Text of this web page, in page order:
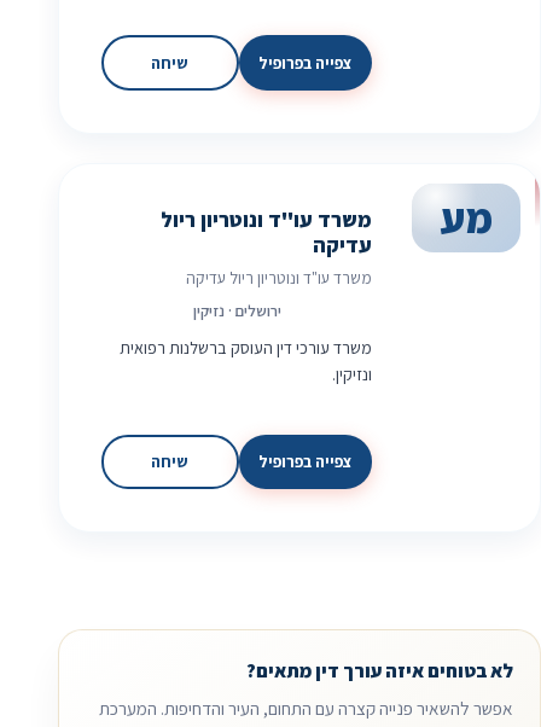
צפייה בפרופיל שיחה
מע
משרד עו"ד ונוטריון ריול
עדיקה
משרד עו"ד ונוטריון ריול עדיקה
ירושלים · נזיקין
משרד עורכי דין העוסק ברשלנות רפואית
ונזיקין.
צפייה בפרופיל שיחה
לא בטוחים איזה עורך דין מתאים?
אפשר להשאיר פנייה קצרה עם התחום, העיר והדחיפות. המערכת